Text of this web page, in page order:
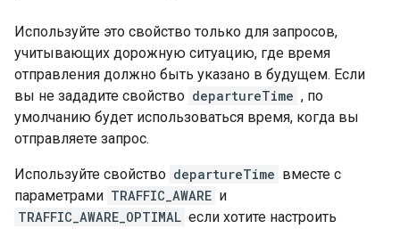
Используйте это свойство только для запросов,
учитывающих дорожную ситуацию, где время
отправления должно быть указано в будущем. Если
вы не зададите свойство departureTime , по
умолчанию будет использоваться время, когда вы
отправляете запрос.
Используйте свойство departureTime вместе с
параметрами TRAFFIC_AWARE и
TRAFFIC_AWARE_OPTIMAL если хотите настроить